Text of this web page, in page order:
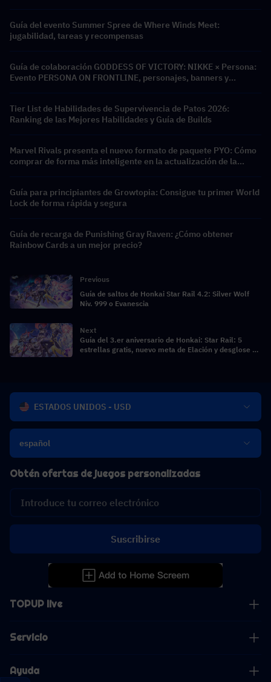
Guía del evento Summer Spree de Where Winds Meet:
jugabilidad, tareas y recompensas
Guía de colaboración GODDESS OF VICTORY: NIKKE × Persona:
Evento PERSONA ON FRONTLINE, personajes, banners y
Tier List de Habilidades de Supervivencia de Patos 2026:
Ranking de las Mejores Habilidades y Guía de Builds
Marvel Rivals presenta el nuevo formato de paquete PYO: Cómo
comprar de forma más inteligente en la actualización de la
Guía para principiantes de Growtopia: Consigue tu primer World
Lock de forma rápida y segura
Guía de recarga de Punishing Gray Raven: ¿Cómo obtener
Rainbow Cards a un mejor precio?
Previous
Guía de saltos de Honkai Star Rail 4.2: Silver Wolf
Niv. 999 o Evanescia
Next
Guía del 3.er aniversario de Honkai: Star Rail: 5
estrellas gratis, nuevo meta de Elación y desglose de
ESTADOS UNIDOS - USD
español
TOPUP live
Servicio
Ayuda
Obtén ofertas de juegos personalizadas
Suscribirse